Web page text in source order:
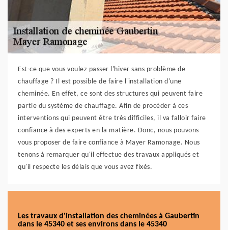
Est-ce que vous voulez passer l'hiver sans problème de
chauffage ? Il est possible de faire l'installation d'une
cheminée. En effet, ce sont des structures qui peuvent faire
partie du système de chauffage. Afin de procéder à ces
interventions qui peuvent être très difficiles, il va falloir faire
confiance à des experts en la matière. Donc, nous pouvons
vous proposer de faire confiance à Mayer Ramonage. Nous
tenons à remarquer qu'il effectue des travaux appliqués et
qu'il respecte les délais que vous avez fixés.
Les travaux d'installation des cheminées à Gaubertin
dans le 45340 et ses environs dans le 45340